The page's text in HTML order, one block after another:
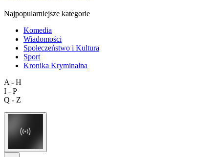
Najpopularniejsze kategorie
Komedia
Wiadomości
Społeczeństwo i Kultura
Sport
Kronika Kryminalna
A - H
I - P
Q - Z